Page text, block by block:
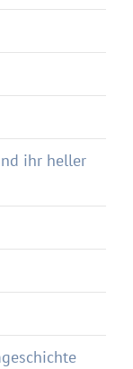
ihr heller